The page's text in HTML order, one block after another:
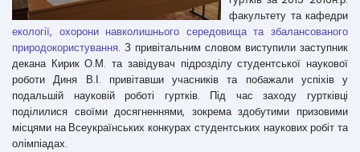
факультету та кафедри
екології, охорони навколишнього середовища та збалансованого
природокористування. З привітальним словом виступили заступник
декана Кирик О.М. та завідувач підрозділу студентської наукової
роботи Диня В.І. привітавши учасників та побажали успіхів у
подальшій науковій роботі гуртків. Під час заходу гуртківці
поділилися своїми досягненнями, зокрема здобутими призовими
місцями на Всеукраїнських конкурах студентських наукових робіт та
олімпіадах.